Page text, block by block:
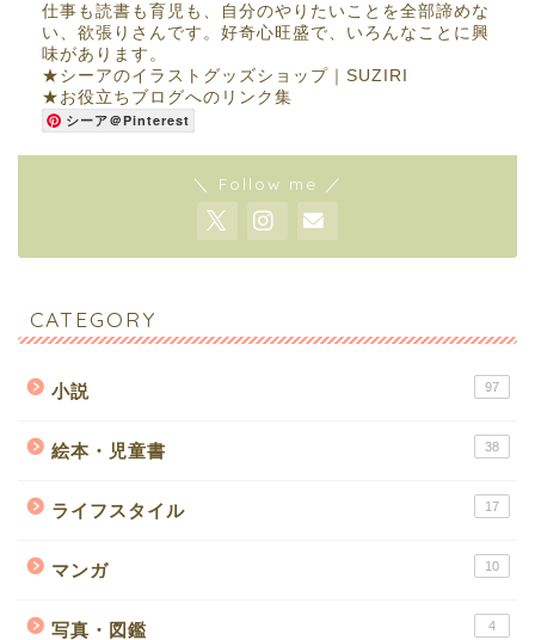
仕事も読書も育児も、自分のやりたいことを全部諦めな
い、欲張りさんです。好奇心旺盛で、いろんなことに興
味があります。
★ シーアのイラストグッズショップ｜SUZIRI
★ お役立ちブログへのリンク集
シーア＠Pinterest
＼ Follow me ／
CATEGORY
小説 97
絵本・児童書 38
ライフスタイル 17
マンガ 10
写真・図鑑 4